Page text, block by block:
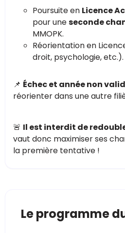
Poursuite en Licence
pour uneseconde
MMOPK.
Réorientation en
droit, psychologie, etc.).
📌 Échec et année non
réorienter dans une autre
🚨 Il est interdit de
vaut donc maximiser ses
la première tentative !
Le programme